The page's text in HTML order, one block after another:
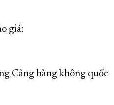
giá:
Cảng hàng không quốc